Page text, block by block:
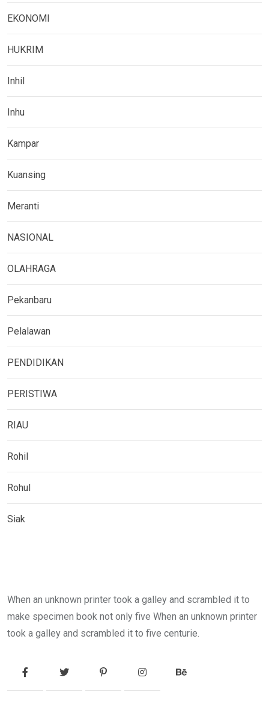
EKONOMI
HUKRIM
Inhil
Inhu
Kampar
Kuansing
Meranti
NASIONAL
OLAHRAGA
Pekanbaru
Pelalawan
PENDIDIKAN
PERISTIWA
RIAU
Rohil
Rohul
Siak
When an unknown printer took a galley and scrambled it to
make specimen book not only five When an unknown printer
took a galley and scrambled it to five centurie.